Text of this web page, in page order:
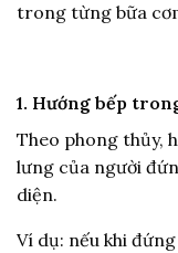
trong từng bữa
1. Hướng bếp
Theo phong thủy,
lưng của người
diện.
Ví dụ: nếu khi